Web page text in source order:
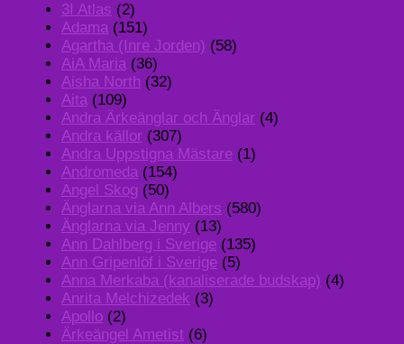
3I Atlas (2)
Adama (151)
Agartha (Inre Jorden) (58)
AiA Maria (36)
Aisha North (32)
Aita (109)
Andra Ärkeänglar och Änglar (4)
Andra källor (307)
Andra Uppstigna Mästare (1)
Andromeda (154)
Angel Skog (50)
Änglarna via Ann Albers (580)
Änglarna via Jenny (13)
Ann Dahlberg i Sverige (135)
Ann Gripenlöf i Sverige (5)
Anna Merkaba (kanaliserade budskap) (4)
Anrita Melchizedek (3)
Apollo (2)
Ärkeängel Ametist (6)